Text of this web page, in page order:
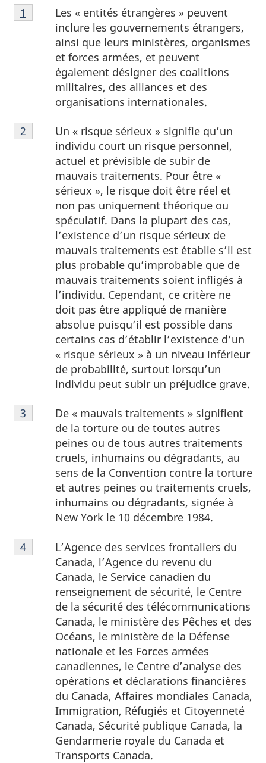
Note
de
Les « entités étrangères » peuvent
inclure les gouvernements étrangers,
ainsi que leurs ministères, organismes
et forces armées, et peuvent
également désigner des coalitions
militaires, des alliances et des
organisations internationales.
Retour à la référence de la note de bas de page
1
Note
de
Un « risque sérieux » signifie qu’un
individu court un risque personnel,
actuel et prévisible de subir de
mauvais traitements. Pour être «
sérieux », le risque doit être réel et
non pas uniquement théorique ou
spéculatif. Dans la plupart des cas,
l’existence d’un risque sérieux de
mauvais traitements est établie s’il est
plus probable qu’improbable que de
mauvais traitements soient infligés à
l’individu. Cependant, ce critère ne
doit pas être appliqué de manière
absolue puisqu’il est possible dans
certains cas d’établir l’existence d’un
« risque sérieux » à un niveau inférieur
de probabilité, surtout lorsqu’un
individu peut subir un préjudice grave.
Retour à la référence de la note de bas de page
2
Note
de
De « mauvais traitements » signifient
de la torture ou de toutes autres
peines ou de tous autres traitements
cruels, inhumains ou dégradants, au
sens de la Convention contre la torture
et autres peines ou traitements cruels,
inhumains ou dégradants, signée à
New York le 10 décembre 1984.
Retour à la référence de la note de bas de page
3
Note
de
L’Agence des services frontaliers du
Canada, l’Agence du revenu du
Canada, le Service canadien du
renseignement de sécurité, le Centre
de la sécurité des télécommunications
Canada, le ministère des Pêches et des
Océans, le ministère de la Défense
nationale et les Forces armées
canadiennes, le Centre d’analyse des
opérations et déclarations financières
du Canada, Affaires mondiales Canada,
Immigration, Réfugiés et Citoyenneté
Canada, Sécurité publique Canada, la
Gendarmerie royale du Canada et
Transports Canada.
Retour à la référence de la note de bas de page
4